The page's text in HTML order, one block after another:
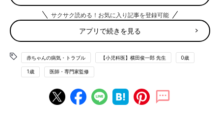
痰とは何で、どうして出るのか知ることは、痰のケアをするうえ
で大切。また、原因となる病気によって痰の色や状態が異なるの
サクサク読める！お気に入り記事を登録可能
アプリで続きを見る
赤ちゃんの病気・トラブル 【小児科医】横田俊一郎 先生 0歳
1歳 医師・専門家監修